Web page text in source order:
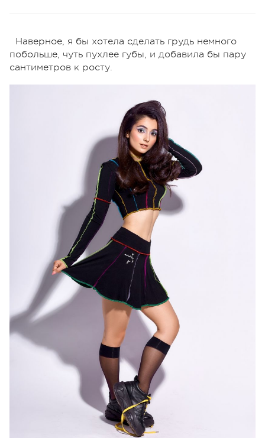
Наверное, я бы хотела сделать грудь немного
побольше, чуть пухлее губы, и добавила бы пару
сантиметров к росту.